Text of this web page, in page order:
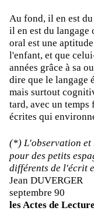
Au fond, il en est
il en est du langage
oral est une
l'enfant, et que
années grâce à sa
dire que le langage
mais surtout
tard, avec un temps
écrites qui
(*) L'observation et
pour des petits
différents de l'écrit
Jean DUVERGER
septembre 90
les Actes de